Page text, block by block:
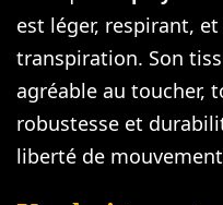
est léger, respirant,
transpiration. Son
agréable au toucher,
robustesse et
liberté de